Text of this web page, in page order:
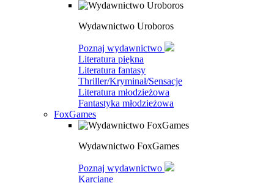
Wydawnictwo Uroboros
Poznaj wydawnictwo
Literatura piękna
Literatura fantasy
Thriller/Kryminał/Sensacje
Literatura młodzieżowa
Fantastyka młodzieżowa
FoxGames
Wydawnictwo FoxGames
Poznaj wydawnictwo
Karciane